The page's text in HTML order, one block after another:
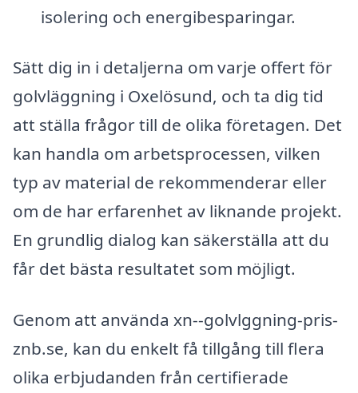
isolering och energibesparingar.
Sätt dig in i detaljerna om varje offert för
golvläggning i Oxelösund, och ta dig tid
att ställa frågor till de olika företagen. Det
kan handla om arbetsprocessen, vilken
typ av material de rekommenderar eller
om de har erfarenhet av liknande projekt.
En grundlig dialog kan säkerställa att du
får det bästa resultatet som möjligt.
Genom att använda xn--golvlggning-pris-
znb.se, kan du enkelt få tillgång till flera
olika erbjudanden från certifierade